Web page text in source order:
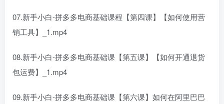
07.新手小白-拼多多电商基础课程【第四课】【如何使用营
销工具】_1.mp4
08.新手小白-拼多多电商基础课【第五课】【如何开通退货
包运费】_1.mp4
09.新手小白-拼多多电商基础课【第六课】如何在阿里巴巴